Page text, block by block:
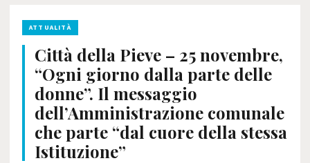
ATTUALITÀ
Città della Pieve – 25 novembre,
“Ogni giorno dalla parte delle
donne”. Il messaggio
dell’Amministrazione comunale
che parte “dal cuore della stessa
Istituzione”